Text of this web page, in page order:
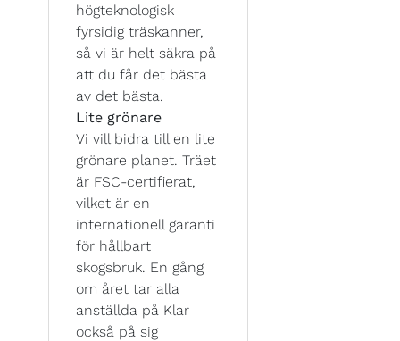
högteknologisk
fyrsidig träskanner,
så vi är helt säkra på
att du får det bästa
av det bästa.
Lite grönare
Vi vill bidra till en lite
grönare planet. Träet
är FSC-certifierat,
vilket är en
internationell garanti
för hållbart
skogsbruk. En gång
om året tar alla
anställda på Klar
också på sig